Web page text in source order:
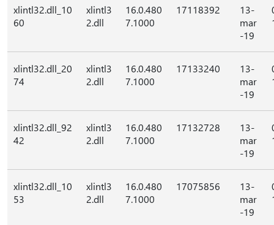
xlintl32.dll_10
60
xlintl3
2.dll
16.0.480
7.1000
17118392
13-
mar
-19
xlintl32.dll_20
74
xlintl3
2.dll
16.0.480
7.1000
17133240
13-
mar
-19
xlintl32.dll_92
42
xlintl3
2.dll
16.0.480
7.1000
17132728
13-
mar
-19
xlintl32.dll_10
53
xlintl3
2.dll
16.0.480
7.1000
17075856
13-
mar
-19